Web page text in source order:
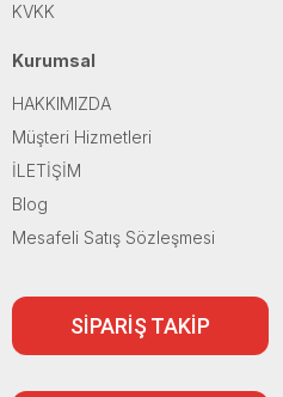
KVKK
Kurumsal
HAKKIMIZDA
Müşteri Hizmetleri
İLETİŞİM
Blog
Mesafeli Satış Sözleşmesi
SİPARİŞ TAKİP